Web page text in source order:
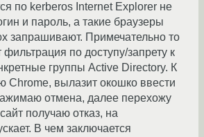
по kerberos Internet Explorer не
и пароль, а такие браузеры
запрашивают. Примечательно то
фильтрация по доступу/запрету к
группы Active Directory. К
Chrome, вылазит окошко ввести
отмена, далее перехожу
получаю отказ, на
В чем заключается